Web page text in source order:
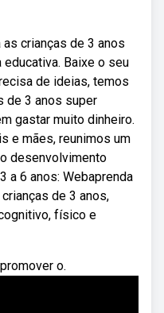
crianças de 3 anos
educativa. Baixe o seu
de ideias, temos
de 3 anos super
gastar muito dinheiro.
e mães, reunimos um
desenvolvimento
a 6 anos: Webaprenda
de 3 anos,
físico e
o.